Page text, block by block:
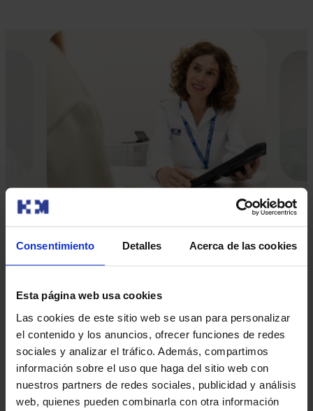
Consentimiento Detalles Acerca de las cookies
Esta página web usa cookies
Las cookies de este sitio web se usan para personalizar
el contenido y los anuncios, ofrecer funciones de redes
sociales y analizar el tráfico. Además, compartimos
información sobre el uso que haga del sitio web con
nuestros partners de redes sociales, publicidad y análisis
web, quienes pueden combinarla con otra información
Els nostres metges
especialitat
Demanar cita